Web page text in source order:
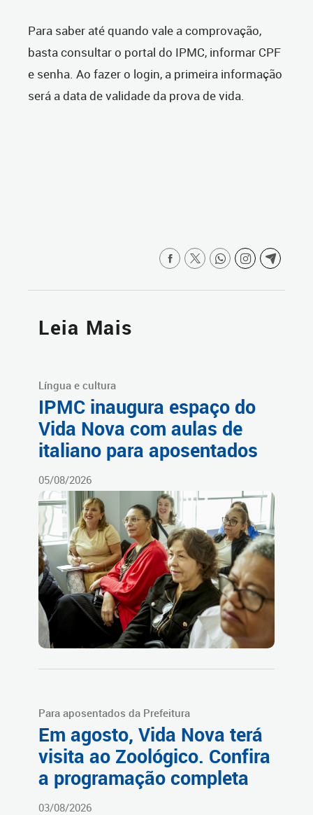
Para saber até quando vale a comprovação,
basta consultar o portal do IPMC, informar CPF
e senha. Ao fazer o login, a primeira informação
será a data de validade da prova de vida.
Leia Mais
Língua e cultura
IPMC inaugura espaço do
Vida Nova com aulas de
italiano para aposentados
05/08/2026
Para aposentados da Prefeitura
Em agosto, Vida Nova terá
visita ao Zoológico. Confira
a programação completa
03/08/2026